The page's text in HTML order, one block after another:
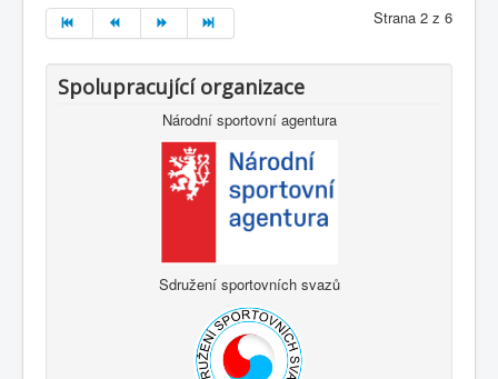
Strana 2 z 6
Spolupracující organizace
Národní sportovní agentura
Sdružení sportovních svazů